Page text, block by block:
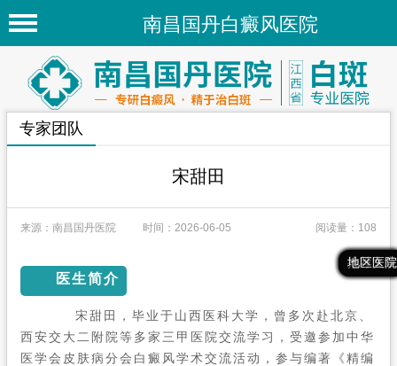
南昌国丹白癜风医院
首页
医院简介
医院新闻
先进技术
白癜风常识
白癜风人群
白癜风部位
最新文章
热门文章
推荐文章
地区医院
专家团队
宋甜田
来源：南昌国丹医院 时间：2026-06-05 阅读量：108
医生简介
宋甜田 ， 毕业于山西医科大学 ，曾多次赴北京、
西安交大 二附院等多家三甲医院交流学习，受邀参加中华
医学会皮肤病分会白癜风学术交流活动，参与编著《精编